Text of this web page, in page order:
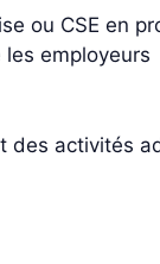
ou CSE en
employeurs
des activités